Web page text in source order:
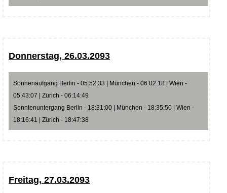
Donnerstag, 26.03.2093
Sonnenaufgang Berlin - 05:52:33 | München - 06:02:18 | Wien -
05:43:07 | Zürich - 06:14:49
Sonntenuntergang Berlin - 18:31:00 | München - 18:35:50 | Wien -
18:16:41 | Zürich - 18:47:38
Freitag, 27.03.2093